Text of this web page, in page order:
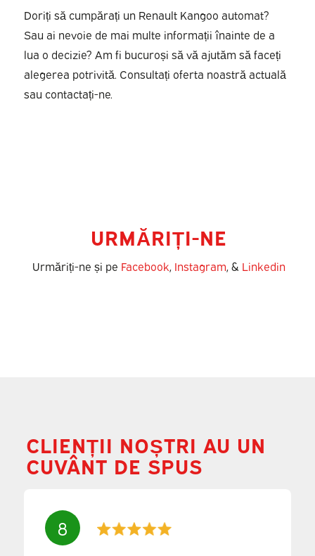
Doriți să cumpărați un Renault Kangoo automat?
Sau ai nevoie de mai multe informații înainte de a
lua o decizie? Am fi bucuroși să vă ajutăm să faceți
alegerea potrivită. Consultați oferta noastră actuală
sau contactați-ne.
URMĂRIȚI-NE
Urmăriți-ne și pe Facebook, Instagram, & Linkedin
CLIENȚII NOȘTRI AU UN
CUVÂNT DE SPUS
8